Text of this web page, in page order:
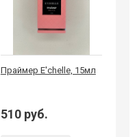
Праймер E'chelle, 15мл
510 руб.